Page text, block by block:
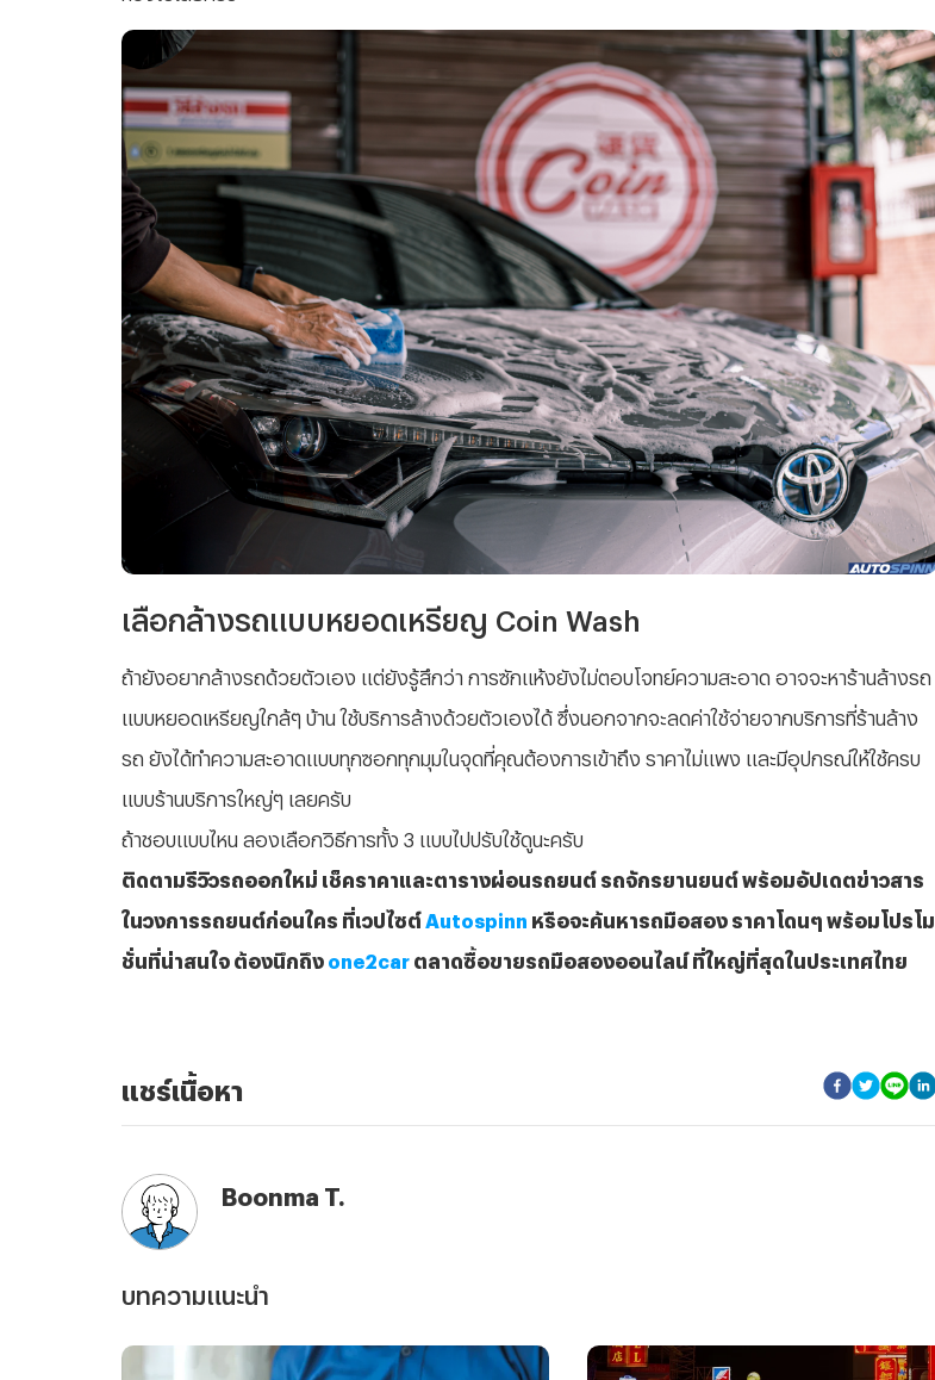
เลือกล้างรถแบบหยอดเหรียญ Coin Wash
ถ้ายังอยากล้างรถด้วยตัวเอง แต่ยังรู้สึกว่า การซักแห้งยังไม่ตอบโจทย์ความสะอาด อาจจะหาร้านล้างรถ
แบบหยอดเหรียญใกล้ๆ บ้าน ใช้บริการล้างด้วยตัวเองได้ ซึ่งนอกจากจะลดค่าใช้จ่ายจากบริการที่ร้านล้าง
รถ ยังได้ทำความสะอาดแบบทุกซอกทุกมุมในจุดที่คุณต้องการเข้าถึง ราคาไม่แพง และมีอุปกรณ์ให้ใช้ครบ
แบบร้านบริการใหญ่ๆ เลยครับ
ถ้าชอบแบบไหน ลองเลือกวิธีการทั้ง 3 แบบไปปรับใช้ดูนะครับ
ติดตามรีวิวรถออกใหม่ เช็คราคาและตารางผ่อนรถยนต์ รถจักรยานยนต์ พร้อมอัปเดตข่าวสาร
ในวงการรถยนต์ก่อนใคร ที่เวปไซต์ Autospinn หรือจะค้นหารถมือสอง ราคาโดนๆ พร้อมโปรโม
ชั่นที่น่าสนใจ ต้องนึกถึง one2car ตลาดซื้อขายรถมือสองออนไลน์ ที่ใหญ่ที่สุดในประเทศไทย
แชร์เนื้อหา
Boonma T.
บทความแนะนำ